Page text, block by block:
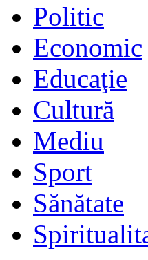
Politic
Economic
Educaţie
Cultură
Mediu
Sport
Sănătate